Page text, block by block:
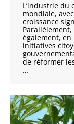
L’industrie du
mondiale,
croissance
également,
initiatives
de réformer
…